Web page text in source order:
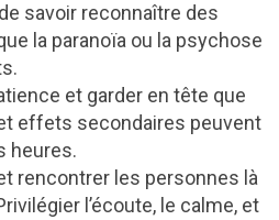
savoir reconnaître des
la paranoïa ou la psychose
et garder en tête que
effets secondaires peuvent
heures.
rencontrer les personnes là
l’écoute, le calme, et